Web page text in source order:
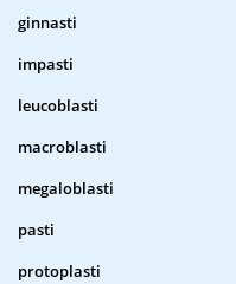
ginnasti
impasti
leucoblasti
macroblasti
megaloblasti
pasti
protoplasti